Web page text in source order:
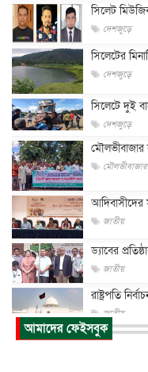
সিলেট
দেশজুড়ে
সিলেটের
দেশজুড়ে
সিলেটে দুই
দেশজুড়ে
মৌলভীবাজার
মৌলভীবাজার
আদিবাসীদের
জাতীয়
ড্যাবের
জাতীয়
রাষ্ট্রপতি
জাতীয়
প্রধানমন্ত্রীর
আমাদের ফেইসবুক